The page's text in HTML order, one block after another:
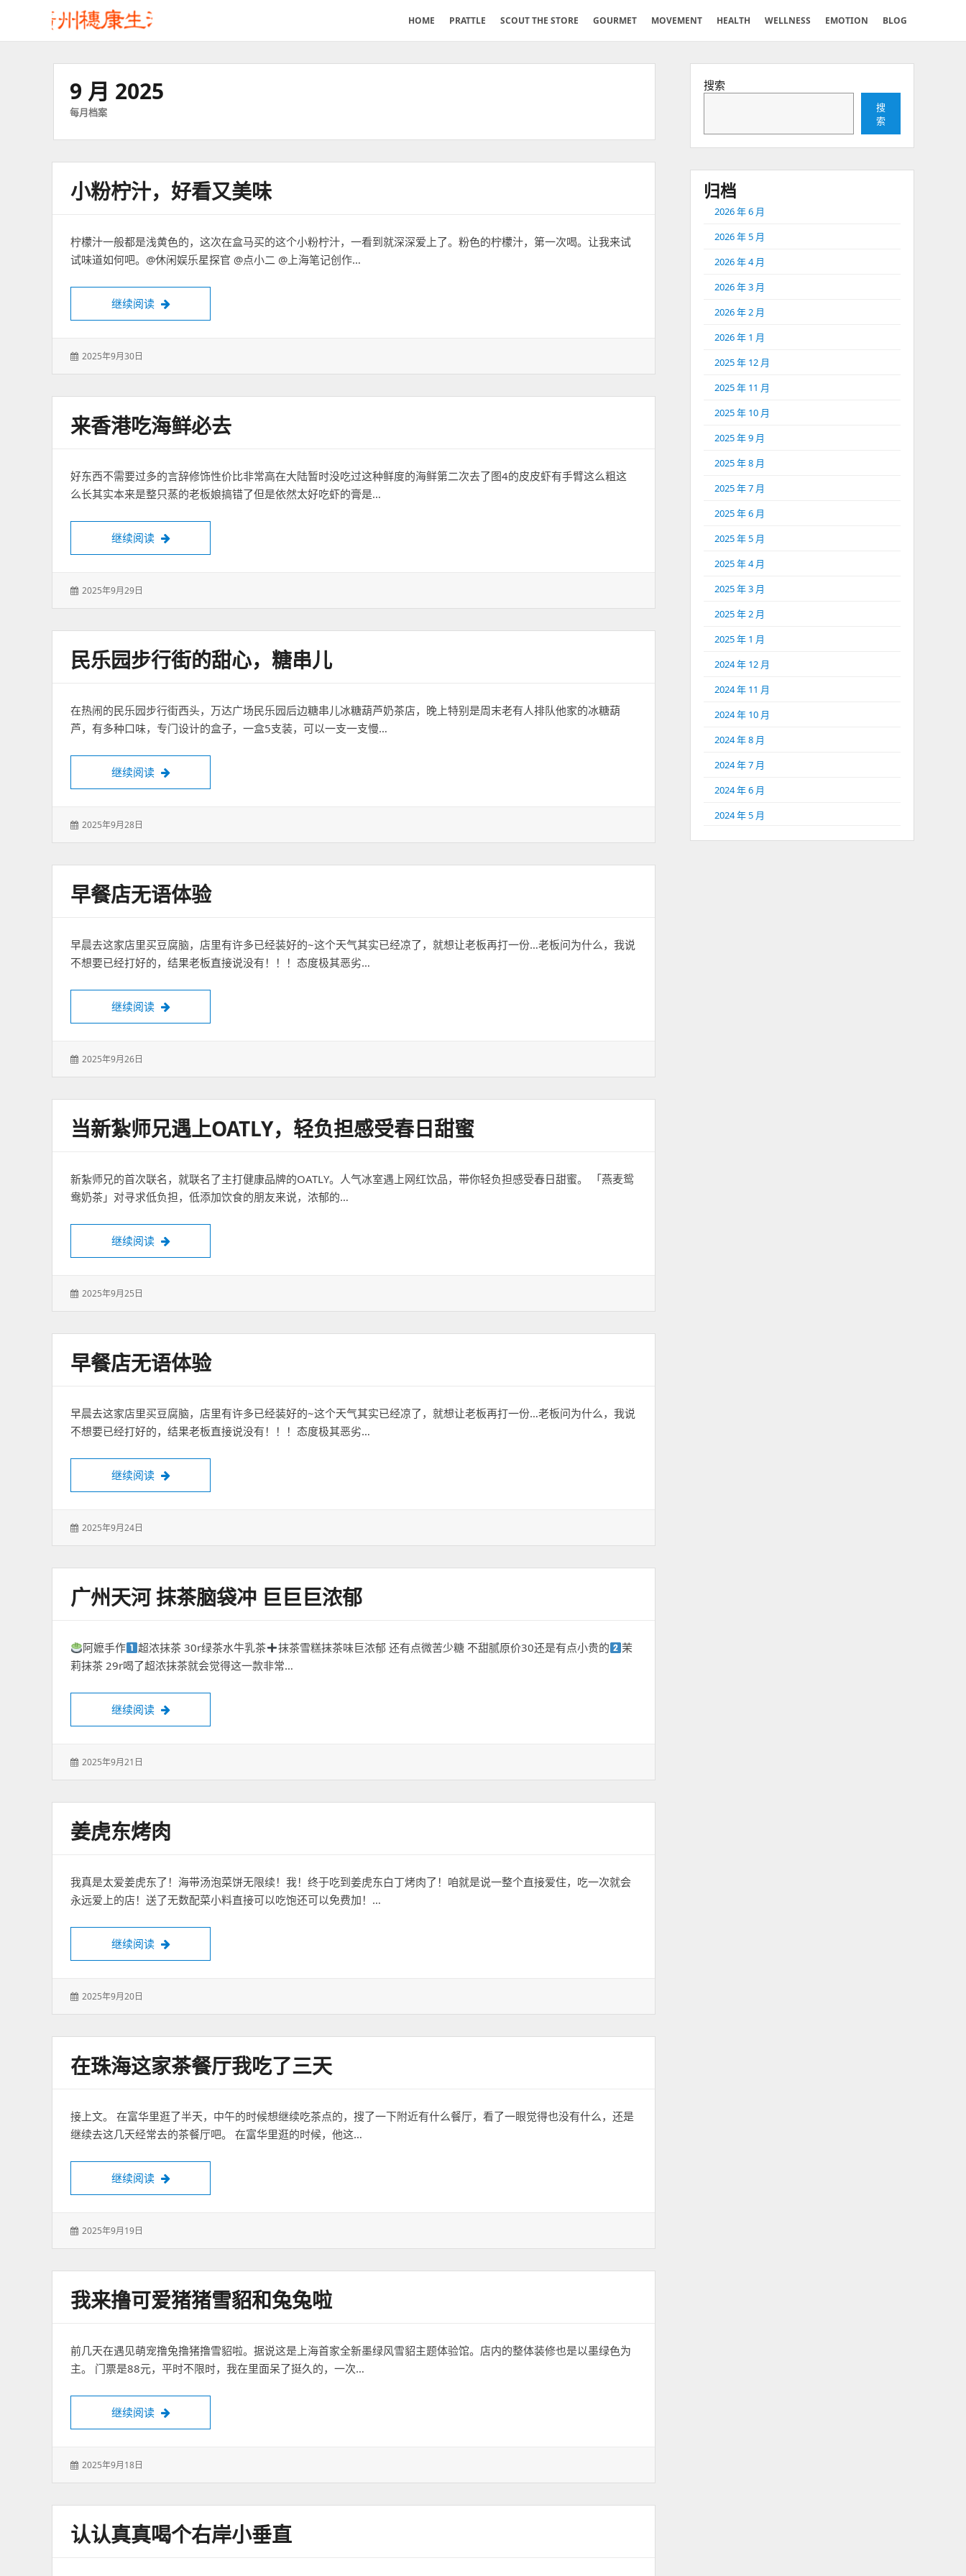
HOME PRATTLE SCOUT THE STORE GOURMET MOVEMENT HEALTH WELLNESS EMOTION BLOG
9 月 2025
每月档案
小粉柠汁，好看又美味
柠檬汁一般都是浅黄色的，这次在盒马买的这个小粉柠汁，一看到就深深爱上了。粉色的柠檬汁，第一次喝。让我来试
试味道如何吧。@休闲娱乐星探官 @点小二 @上海笔记创作…
继续阅读 小粉柠汁，好看又美味
发
2025年9月30日
来香港吃海鲜必去
好东西不需要过多的言辞修饰性价比非常高在大陆暂时没吃过这种鲜度的海鲜第二次去了图4的皮皮虾有手臂这么粗这
么长其实本来是整只蒸的老板娘搞错了但是依然太好吃虾的膏是…
继续阅读 来香港吃海鲜必去
发
2025年9月29日
民乐园步行街的甜心，糖串儿
在热闹的民乐园步行街西头，万达广场民乐园后边糖串儿冰糖葫芦奶茶店，晚上特别是周末老有人排队他家的冰糖葫
芦，有多种口味，专门设计的盒子，一盒5支装，可以一支一支慢…
继续阅读 民乐园步行街的甜心，糖串儿
发
2025年9月28日
早餐店无语体验
早晨去这家店里买豆腐脑，店里有许多已经装好的~这个天气其实已经凉了，就想让老板再打一份…老板问为什么，我说
不想要已经打好的，结果老板直接说没有！！！态度极其恶劣…
继续阅读 早餐店无语体验
发
2025年9月26日
当新紮师兄遇上OATLY，轻负担感受春日甜蜜
新紮师兄的首次联名，就联名了主打健康品牌的OATLY。人气冰室遇上网红饮品，带你轻负担感受春日甜蜜。 「燕麦鸳
鸯奶茶」对寻求低负担，低添加饮食的朋友来说，浓郁的…
继续阅读 当新紮师兄遇上OATLY，轻负担感受春日甜蜜
发
2025年9月25日
早餐店无语体验
早晨去这家店里买豆腐脑，店里有许多已经装好的~这个天气其实已经凉了，就想让老板再打一份…老板问为什么，我说
不想要已经打好的，结果老板直接说没有！！！态度极其恶劣…
继续阅读 早餐店无语体验
发
2025年9月24日
广州天河 抹茶脑袋冲 巨巨巨浓郁
阿嬷手作 超浓抹茶 30r绿茶水牛乳茶 抹茶雪糕抹茶味巨浓郁 还有点微苦少糖 不甜腻原价30还是有点小贵的
茉
莉抹茶 29r喝了超浓抹茶就会觉得这一款非常…
继续阅读 广州天河 抹茶脑袋冲 巨巨巨浓郁
发
2025年9月21日
姜虎东烤肉
我真是太爱姜虎东了！海带汤泡菜饼无限续！我！终于吃到姜虎东白丁烤肉了！咱就是说一整个直接爱住，吃一次就会
永远爱上的店！送了无数配菜小料直接可以吃饱还可以免费加！…
继续阅读 姜虎东烤肉
发
2025年9月20日
在珠海这家茶餐厅我吃了三天
接上文。 在富华里逛了半天，中午的时候想继续吃茶点的，搜了一下附近有什么餐厅，看了一眼觉得也没有什么，还是
继续去这几天经常去的茶餐厅吧。 在富华里逛的时候，他这…
继续阅读 在珠海这家茶餐厅我吃了三天
发
2025年9月19日
我来撸可爱猪猪雪貂和兔兔啦
前几天在遇见萌宠撸兔撸猪撸雪貂啦。据说这是上海首家全新墨绿风雪貂主题体验馆。店内的整体装修也是以墨绿色为
主。 门票是88元，平时不限时，我在里面呆了挺久的，一次…
继续阅读 我来撸可爱猪猪雪貂和兔兔啦
发
2025年9月18日
认认真真喝个右岸小垂直
搜索
搜
索
归档
2026 年 6 月
2026 年 5 月
2026 年 4 月
2026 年 3 月
2026 年 2 月
2026 年 1 月
2025 年 12 月
2025 年 11 月
2025 年 10 月
2025 年 9 月
2025 年 8 月
2025 年 7 月
2025 年 6 月
2025 年 5 月
2025 年 4 月
2025 年 3 月
2025 年 2 月
2025 年 1 月
2024 年 12 月
2024 年 11 月
2024 年 10 月
2024 年 8 月
2024 年 7 月
2024 年 6 月
2024 年 5 月